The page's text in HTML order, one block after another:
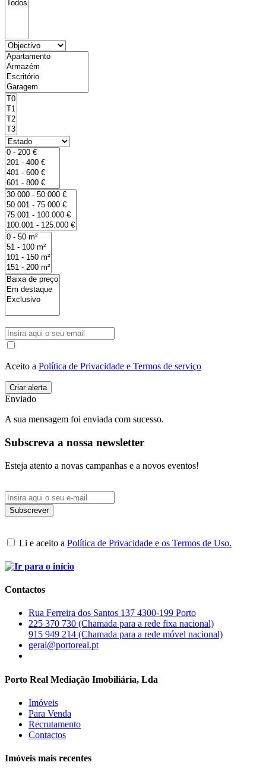
Aceito a Política de Privacidade e Termos de serviço
Enviado
A sua mensagem foi enviada com sucesso.
Subscreva a nossa newsletter
Esteja atento a novas campanhas e a novos eventos!
Li e aceito a Política de Privacidade e os Termos de Uso.
Contactos
Rua Ferreira dos Santos 137 4300-199 Porto
225 370 730 (Chamada para a rede fixa nacional)
915 949 214 (Chamada para a rede móvel nacional)
geral@portoreal.pt
Porto Real Mediação Imobiliária, Lda
Imóveis
Para Venda
Recrutamento
Contactos
Imóveis mais recentes